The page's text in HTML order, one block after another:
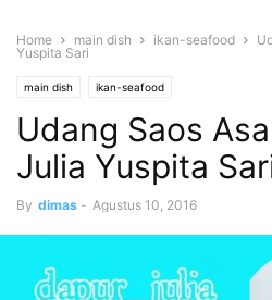
Home main dish ikan-seafood
Yuspita Sari
main dish ikan-seafood
Udang Saos
Julia Yuspita
By dimas - Agustus 10, 2016